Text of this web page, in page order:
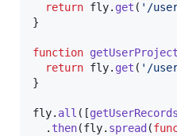
return fly. get ( '/
}
function
return fly. get ( '/
}
fly. all ( [getUserRecords
. then(fly. spread (